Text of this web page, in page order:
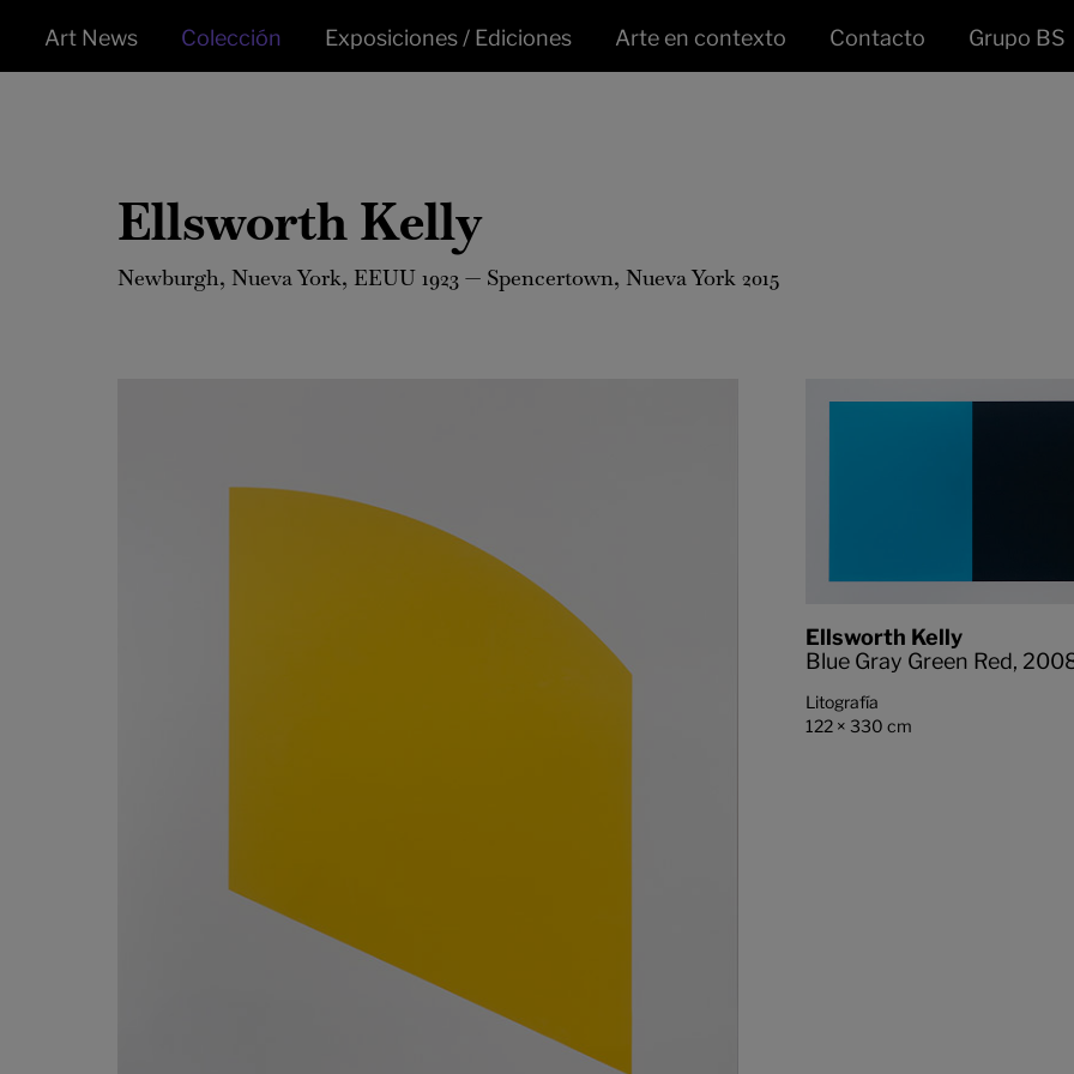
Art News Colección Exposiciones / Ediciones Arte en contexto Contacto Grupo BS
Ellsworth Kelly
Newburgh, Nueva York, EEUU 1923 — Spencertown, Nueva York 2015
Ellsworth Kelly
Blue Gray Green Red,
Litografía
122 × 330 cm